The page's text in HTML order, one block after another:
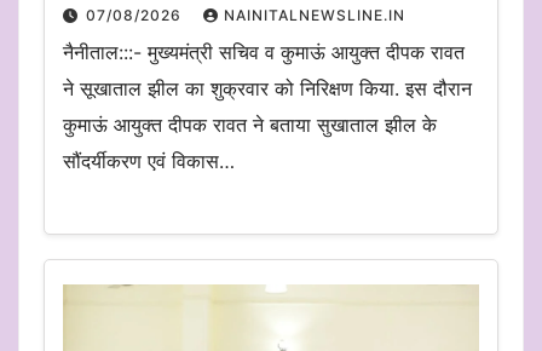
07/08/2026 NAINITALNEWSLINE.IN
नैनीताल:::- मुख्यमंत्री सचिव व कुमाऊं आयुक्त दीपक रावत
ने सूखाताल झील का शुक्रवार को निरिक्षण किया. इस दौरान
कुमाऊं आयुक्त दीपक रावत ने बताया सुखाताल झील के
सौंदर्यीकरण एवं विकास…